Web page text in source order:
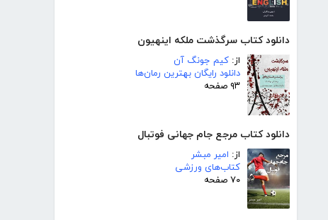
دانلود کتاب سرگذشت ملکه اینهیون
از: کیم جونگ آن
دانلود رایگان بهترین رمان‌ها
۹۳ صفحه
دانلود کتاب مرجع جام جهانی فوتبال
از: امیر مبشر
کتاب‌های ورزشی
۷۰ صفحه